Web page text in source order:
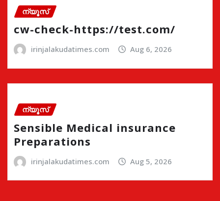
ന്യൂസ്
cw-check-https://test.com/
irinjalakudatimes.com Aug 6, 2026
ന്യൂസ്
Sensible Medical insurance
Preparations
irinjalakudatimes.com Aug 5, 2026